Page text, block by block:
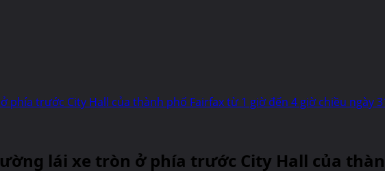
trước City Hall của thành phố Fairfax từ 1 giờ đến 4 giờ chiều ngày
lái xe tròn ở phía trước City Hall của